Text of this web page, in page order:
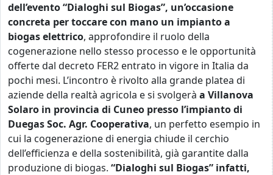
dell’evento “Dialoghi sul Biogas”, un’occasione
concreta per toccare con mano un impianto a
biogas elettrico, approfondire il ruolo della
cogenerazione nello stesso processo e le opportunità
offerte dal decreto FER2 entrato in vigore in Italia da
pochi mesi. L’incontro è rivolto alla grande platea di
aziende della realtà agricola e si svolgerà a Villanova
Solaro in provincia di Cuneo presso l’impianto di
Duegas Soc. Agr. Cooperativa, un perfetto esempio in
cui la cogenerazione di energia chiude il cerchio
dell’efficienza e della sostenibilità, già garantite dalla
produzione di biogas. “Dialoghi sul Biogas” infatti,